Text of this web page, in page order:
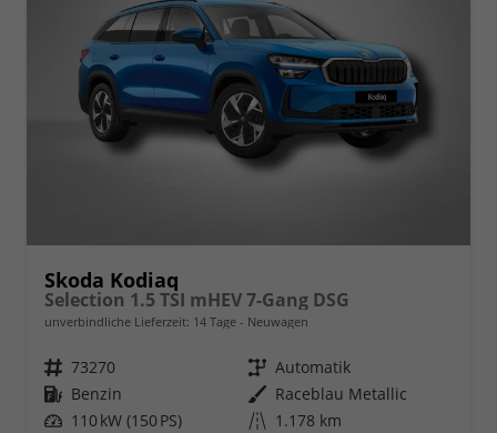
Skoda Kodiaq
Selection 1.5 TSI mHEV 7-Gang DSG
unverbindliche Lieferzeit: 14 Tage Neuwagen
Fahrzeugnr. 73270 Getriebe Automatik
Kraftstoff Benzin Außenfarbe Raceblau Metallic
Leistung 110 kW (150 PS) Kilometerstand 1.178 km